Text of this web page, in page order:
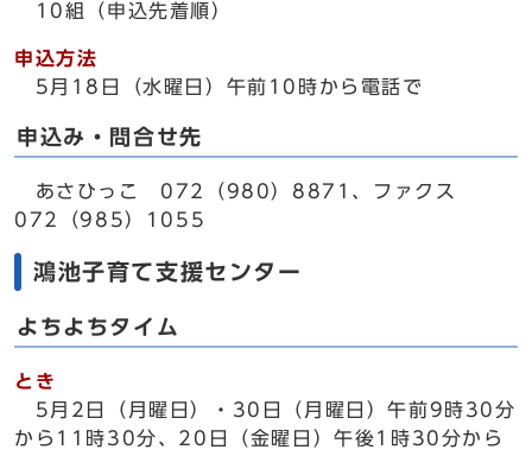
10組（申込先着順）
申込方法
5月18日（水曜日）午前10時から電話で
申込み・問合せ先
あさひっこ 072（980）8871、ファクス
072（985）1055
鴻池子育て支援センター
よちよちタイム
とき
5月2日（月曜日）・30日（月曜日）午前9時30分
から11時30分、20日（金曜日）午後1時30分から